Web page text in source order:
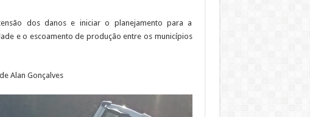
dos danos e iniciar o planejamento para a
e o escoamento de produção entre os municípios
Alan Gonçalves